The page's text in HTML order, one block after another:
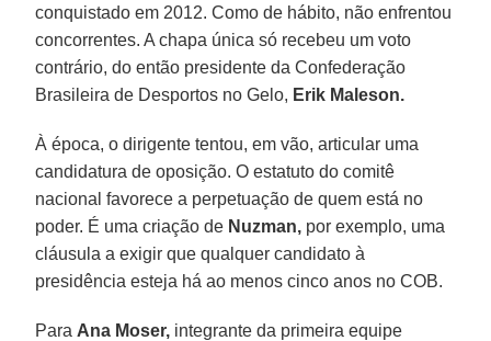
conquistado em 2012. Como de hábito, não enfrentou
concorrentes. A chapa única só recebeu um voto
contrário, do então presidente da Confederação
Brasileira de Desportos no Gelo, Erik Maleson.
À época, o dirigente tentou, em vão, articular uma
candidatura de oposição. O estatuto do comitê
nacional favorece a perpetuação de quem está no
poder. É uma criação de Nuzman, por exemplo, uma
cláusula a exigir que qualquer candidato à
presidência esteja há ao menos cinco anos no COB.
Para Ana Moser, integrante da primeira equipe